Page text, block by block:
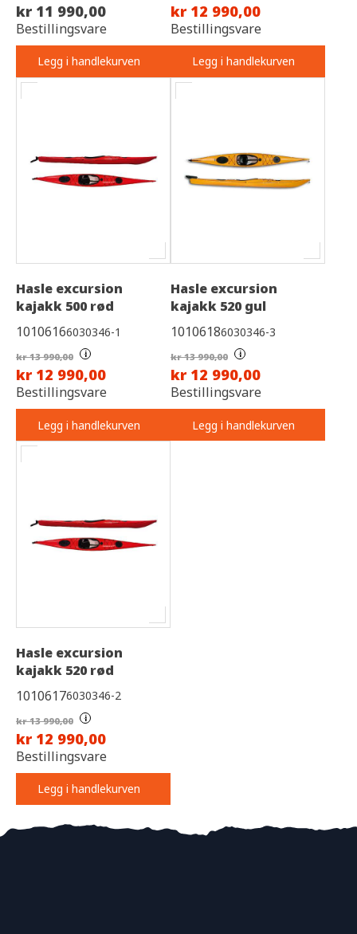
kr 11 990,00
Bestillingsvare
Legg i handlekurven
kr 12 990,00
Bestillingsvare
Legg i handlekurven
Hasle excursion
kajakk 500 rød
10106166030346-1
kr 13 990,00 i
kr 12 990,00
Bestillingsvare
Legg i handlekurven
Hasle excursion
kajakk 520 gul
10106186030346-3
kr 13 990,00 i
kr 12 990,00
Bestillingsvare
Legg i handlekurven
Hasle excursion
kajakk 520 rød
10106176030346-2
kr 13 990,00 i
kr 12 990,00
Bestillingsvare
Legg i handlekurven